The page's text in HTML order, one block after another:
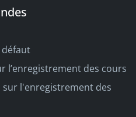
défaut
l’enregistrement des cours
sur l'enregistrement des